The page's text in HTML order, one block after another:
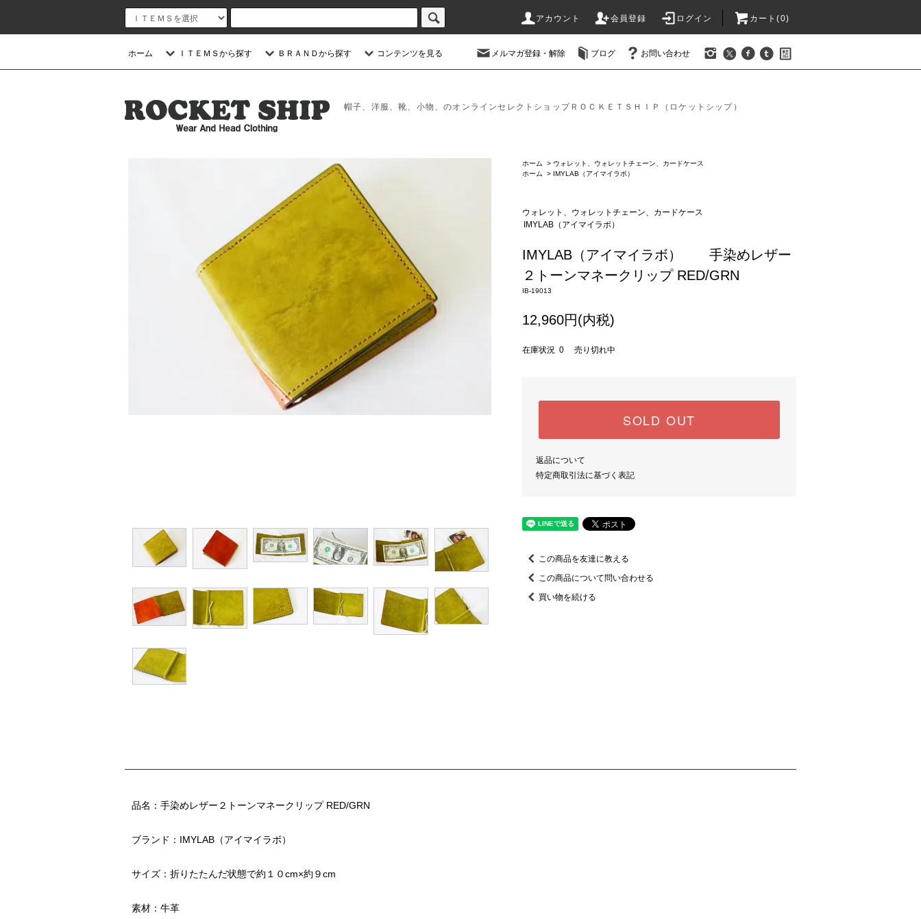
アカウント 会員登録 ログイン カート(0)
ホーム ＩＴＥＭＳから探す ＢＲＡＮＤから探す コンテンツを見る メルマガ登録・解除 ブログ お問い合わせ
帽子、洋服、靴、小物、のオンラインセレクトショップＲＯＣＫＥＴＳＨＩＰ（ロケットシップ）
ホーム > ウォレット、ウォレットチェーン、カードケース
ホーム
> IMYLAB（アイマイラボ）
ウォレット、ウォレットチェーン、カードケース
IMYLAB（アイマイラボ）
IMYLAB（アイマイラボ） 手染めレザー
２トーンマネークリップ RED/GRN
IB-19013
12,960円(内税)
在庫状況 0 売り切れ中
SOLD OUT
返品について
特定商取引法に基づく表記
この商品を友達に教える
この商品について問い合わせる
買い物を続ける
品名：手染めレザー２トーンマネークリップ RED/GRN
ブランド：IMYLAB（アイマイラボ）
サイズ：折りたたんだ状態で約１０cm×約９cm
素材：牛革